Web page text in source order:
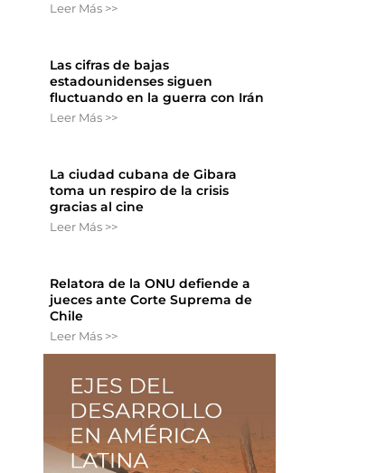
Leer Más >>
Las cifras de bajas
estadounidenses siguen
fluctuando en la guerra con Irán
Leer Más >>
La ciudad cubana de Gibara
toma un respiro de la crisis
gracias al cine
Leer Más >>
Relatora de la ONU defiende a
jueces ante Corte Suprema de
Chile
Leer Más >>